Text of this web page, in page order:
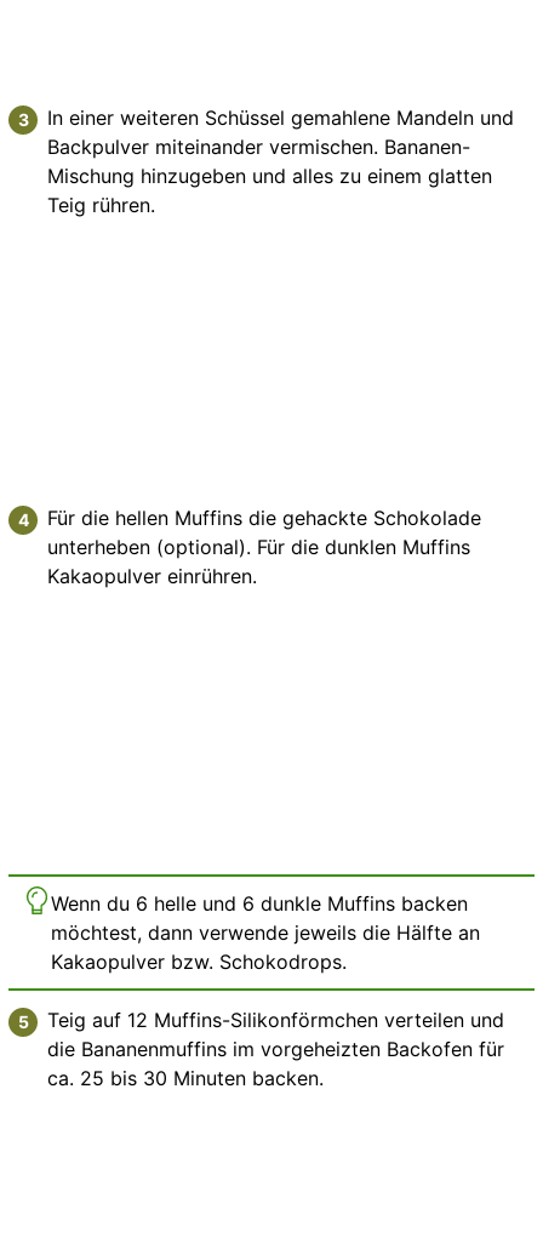
In einer weiteren Schüssel gemahlene Mandeln und
Backpulver miteinander vermischen. Bananen-
Mischung hinzugeben und alles zu einem glatten
Teig rühren.
Für die hellen Muffins die gehackte Schokolade
unterheben (optional). Für die dunklen Muffins
Kakaopulver einrühren.
Wenn du 6 helle und 6 dunkle Muffins backen
möchtest, dann verwende jeweils die Hälfte an
Kakaopulver bzw. Schokodrops.
Teig auf 12 Muffins-Silikonförmchen verteilen und
die Bananenmuffins im vorgeheizten Backofen für
ca. 25 bis 30 Minuten backen.